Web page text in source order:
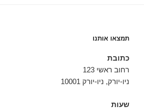
תמצאו אותנו
כתובת
רחוב ראשי 123
ניו-יורק, ניו-יורק 10001
שעות